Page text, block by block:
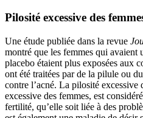
Pilosité excessive des
Une étude publiée dans la revue
montré que les femmes qui avaient
placebo étaient plus exposées aux
ont été traitées par de la pilule ou
contre l’acné. La pilosité excessive
excessive des femmes, est
fertilité, qu’elle soit liée à des